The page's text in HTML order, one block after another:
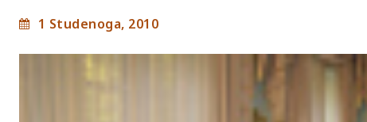
1 Studenoga, 2010